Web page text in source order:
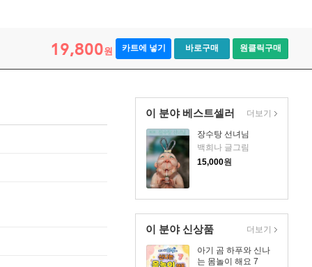
19,800원 카트에 넣기 바로구매 원클릭구매
이 분야 베스트셀러
장수탕 선녀님
백희나 글그림
15,000원
더보기
이 분야 신상품
아기 곰 하푸와 신나
는 몸놀이 해요 7
더보기